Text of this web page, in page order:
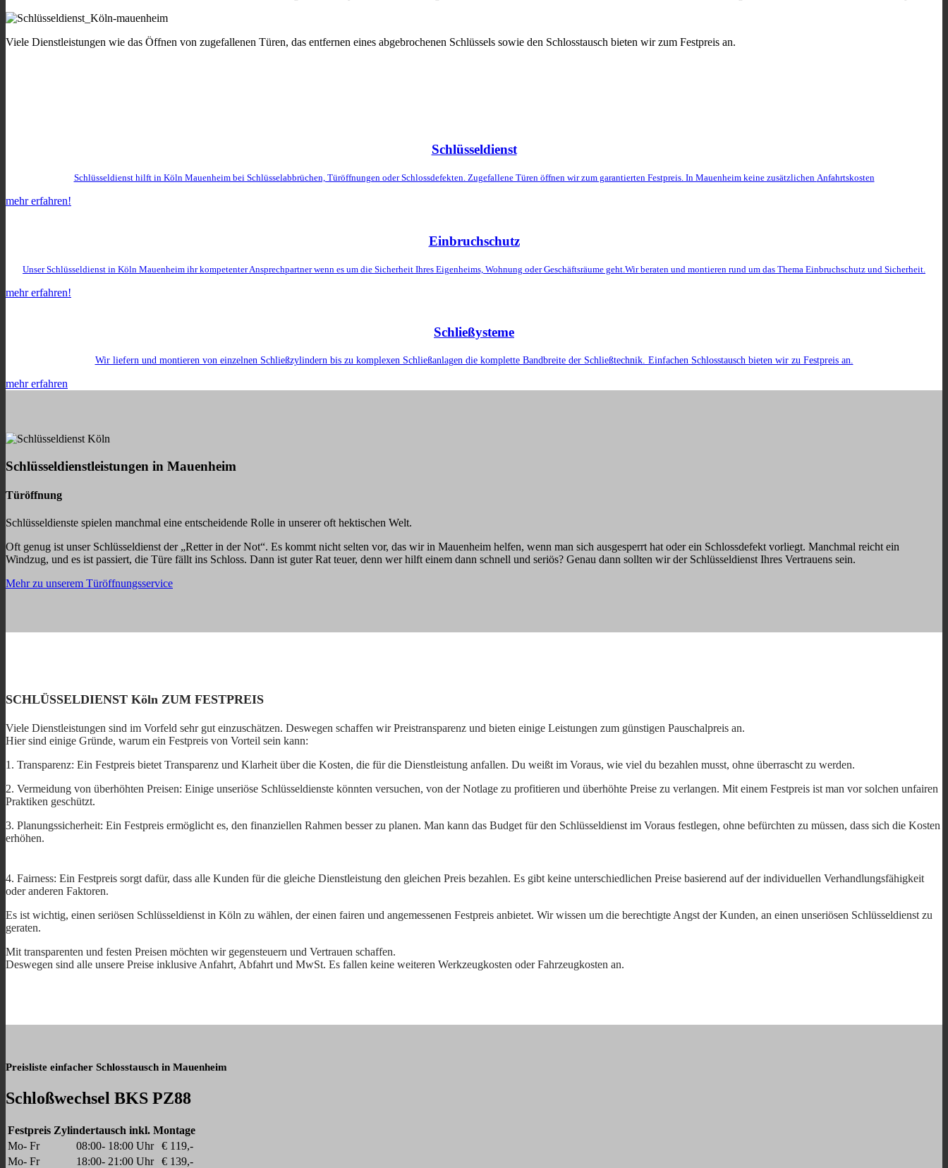
Viele Dienstleistungen wie das Öffnen von zugefallenen Türen, das entfernen eines abgebrochenen Schlüssels sowie den Schlosstausch bieten wir zum Festpreis an.
Schlüsseldienst
Schlüsseldienst hilft in Köln Mauenheim bei Schlüsselabbrüchen, Türöffnungen oder Schlossdefekten. Zugefallene Türen öffnen wir zum garantierten Festpreis. In Mauenheim keine zusätzlichen Anfahrtskosten
mehr erfahren!
Einbruchschutz
Unser Schlüsseldienst in Köln Mauenheim ihr kompetenter Ansprechpartner wenn es um die Sicherheit Ihres Eigenheims, Wohnung oder Geschäftsräume geht.Wir beraten und montieren rund um das Thema Einbruchschutz und Sicherheit.
mehr erfahren!
Schließysteme
Wir liefern und montieren von einzelnen Schließzylindern bis zu komplexen Schließanlagen die komplette Bandbreite der Schließtechnik. Einfachen Schlosstausch bieten wir zu Festpreis an.
mehr erfahren
Schlüsseldienstleistungen in Mauenheim
Türöffnung
Schlüsseldienste spielen manchmal eine entscheidende Rolle in unserer oft hektischen Welt.
Oft genug ist unser Schlüsseldienst der „Retter in der Not“. Es kommt nicht selten vor, das wir in Mauenheim helfen, wenn man sich ausgesperrt hat oder ein Schlossdefekt vorliegt. Manchmal reicht ein
Windzug, und es ist passiert, die Türe fällt ins Schloss. Dann ist guter Rat teuer, denn wer hilft einem dann schnell und seriös? Genau dann sollten wir der Schlüsseldienst Ihres Vertrauens sein.
Mehr zu unserem Türöffnungsservice
SCHLÜSSELDIENST Köln ZUM FESTPREIS
Viele Dienstleistungen sind im Vorfeld sehr gut einzuschätzen. Deswegen schaffen wir Preistransparenz und bieten einige Leistungen zum günstigen Pauschalpreis an.
Hier sind einige Gründe, warum ein Festpreis von Vorteil sein kann:
1. Transparenz: Ein Festpreis bietet Transparenz und Klarheit über die Kosten, die für die Dienstleistung anfallen. Du weißt im Voraus, wie viel du bezahlen musst, ohne überrascht zu werden.
2. Vermeidung von überhöhten Preisen: Einige unseriöse Schlüsseldienste könnten versuchen, von der Notlage zu profitieren und überhöhte Preise zu verlangen. Mit einem Festpreis ist man vor solchen unfairen
Praktiken geschützt.
3. Planungssicherheit: Ein Festpreis ermöglicht es, den finanziellen Rahmen besser zu planen. Man kann das Budget für den Schlüsseldienst im Voraus festlegen, ohne befürchten zu müssen, dass sich die Kosten
erhöhen.
4. Fairness: Ein Festpreis sorgt dafür, dass alle Kunden für die gleiche Dienstleistung den gleichen Preis bezahlen. Es gibt keine unterschiedlichen Preise basierend auf der individuellen Verhandlungsfähigkeit
oder anderen Faktoren.
Es ist wichtig, einen seriösen Schlüsseldienst in Köln zu wählen, der einen fairen und angemessenen Festpreis anbietet. Wir wissen um die berechtigte Angst der Kunden, an einen unseriösen Schlüsseldienst zu
geraten.
Mit transparenten und festen Preisen möchten wir gegensteuern und Vertrauen schaffen.
Deswegen sind alle unsere Preise inklusive Anfahrt, Abfahrt und MwSt. Es fallen keine weiteren Werkzeugkosten oderFahrzeugkosten an.
Preisliste einfacher Schlosstausch in Mauenheim
Schloßwechsel BKS PZ88
Festpreis Zylindertausch inkl. Montage
Mo- Fr
08:00- 18:00 Uhr
€ 119,-
Mo- Fr
18:00- 21:00 Uhr € 139,-